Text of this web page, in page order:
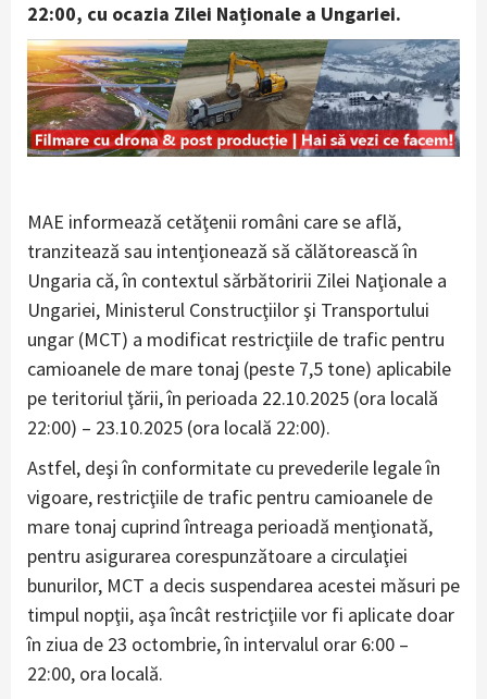
22:00, cu ocazia Zilei Naționale a Ungariei.
MAE informează cetăţenii români care se află,
tranzitează sau intenţionează să călătorească în
Ungaria că, în contextul sărbătoririi Zilei Naţionale a
Ungariei, Ministerul Construcţiilor şi Transportului
ungar (MCT) a modificat restricţiile de trafic pentru
camioanele de mare tonaj (peste 7,5 tone) aplicabile
pe teritoriul ţării, în perioada 22.10.2025 (ora locală
22:00) – 23.10.2025 (ora locală 22:00).
Astfel, deşi în conformitate cu prevederile legale în
vigoare, restricţiile de trafic pentru camioanele de
mare tonaj cuprind întreaga perioadă menţionată,
pentru asigurarea corespunzătoare a circulaţiei
bunurilor, MCT a decis suspendarea acestei măsuri pe
timpul nopţii, aşa încât restricţiile vor fi aplicate doar
în ziua de 23 octombrie, în intervalul orar 6:00 –
22:00, ora locală.